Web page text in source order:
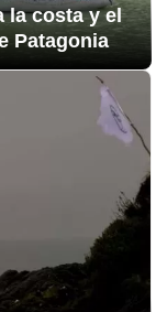
la costa y el
Patagonia